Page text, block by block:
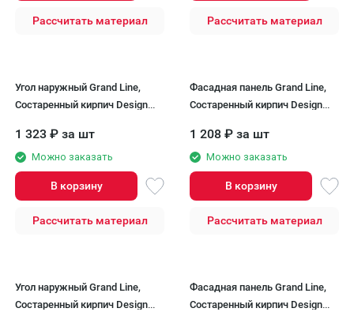
Рассчитать материал Рассчитать материал
Угол наружный Grand Line,
Состаренный кирпич Design
1 323 ₽ за шт
Можно заказать
В корзину
Рассчитать материал
Фасадная панель Grand Line,
Состаренный кирпич Design
1 208 ₽ за шт
Можно заказать
В корзину
Рассчитать материал
Угол наружный Grand Line,
Состаренный кирпич Design
Фасадная панель Grand Line,
Состаренный кирпич Design